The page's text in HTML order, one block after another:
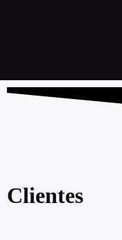
Clientes